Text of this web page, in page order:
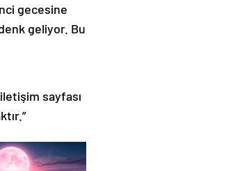
gecesine
geliyor. Bu
sayfası